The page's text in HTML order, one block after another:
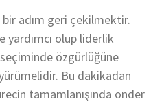
adım geri çekilmektir.
olup liderlik
özgürlüğüne
Bu dakikadan
tamamlanışında önder